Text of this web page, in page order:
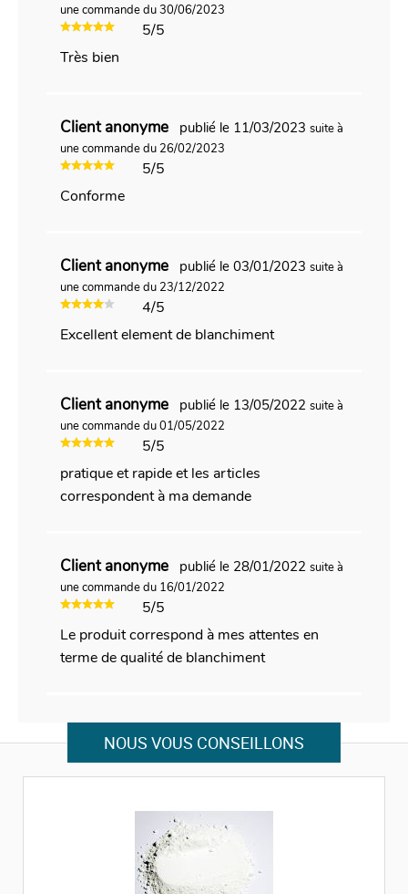
une commande du 30/06/2023
5/5
Très bien
Client anonyme publié le 11/03/2023 suite à
une commande du 26/02/2023
5/5
Conforme
Client anonyme publié le 03/01/2023 suite à
une commande du 23/12/2022
4/5
Excellent element de blanchiment
Client anonyme publié le 13/05/2022 suite à
une commande du 01/05/2022
5/5
pratique et rapide et les articles
correspondent à ma demande
Client anonyme publié le 28/01/2022 suite à
une commande du 16/01/2022
5/5
Le produit correspond à mes attentes en
terme de qualité de blanchiment
NOUS VOUS CONSEILLONS